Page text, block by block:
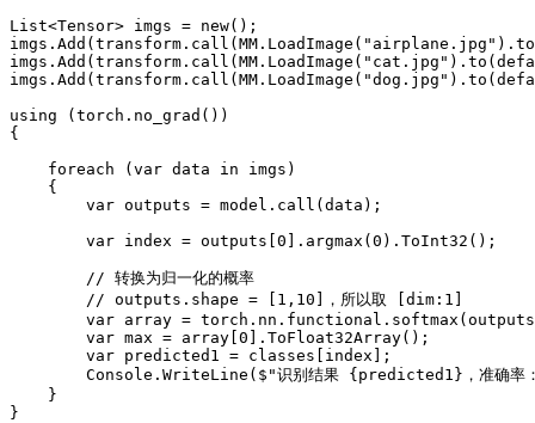
List<Tensor> imgs = new();
using (torch.no_grad())
{
    foreach (var data in imgs)
    {
        var outputs = model.call(data);
        var index = outputs[0].argmax(0).ToInt32();
        // 转换为归一化的概率
        // outputs.shape = [1,10]，所以取 [dim:1]
var array =
        var max = array[0].ToFloat32Array();
        var predicted1 = classes[index];
Console.WriteLine($"识别结果 {predicted1}，准确
    }
}